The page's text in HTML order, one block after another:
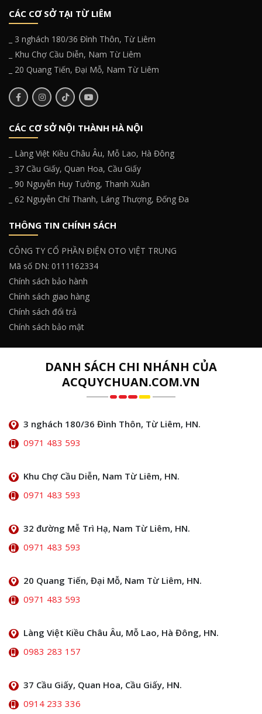
CÁC CƠ SỞ TẠI TỪ LIÊM
_ 3 nghách 180/36 Đình Thôn, Từ Liêm
_ Khu Chợ Cầu Diễn, Nam Từ Liêm
_ 20 Quang Tiến, Đại Mỗ, Nam Từ Liêm
CÁC CƠ SỞ NỘI THÀNH HÀ NỘI
_ Làng Việt Kiều Châu Âu, Mỗ Lao, Hà Đông
_ 37 Cầu Giấy, Quan Hoa, Cầu Giấy
_ 90 Nguyễn Huy Tưởng, Thanh Xuân
_ 62 Nguyễn Chí Thanh, Láng Thượng, Đống Đa
THÔNG TIN CHÍNH SÁCH
CÔNG TY CỔ PHẦN ĐIỆN OTO VIỆT TRUNG
Mã số DN: 0111162334
Chính sách bảo hành
Chính sách giao hàng
Chính sách đổi trả
Chính sách bảo mật
DANH SÁCH CHI NHÁNH CỦA
ACQUYCHUAN.COM.VN
3 nghách 180/36 Đình Thôn, Từ Liêm, HN.
0971 483 593
Khu Chợ Cầu Diễn, Nam Từ Liêm, HN.
0971 483 593
32 đường Mễ Trì Hạ, Nam Từ Liêm, HN.
0971 483 593
20 Quang Tiến, Đại Mỗ, Nam Từ Liêm, HN.
0971 483 593
Làng Việt Kiều Châu Âu, Mỗ Lao, Hà Đông, HN.
0983 283 157
37 Cầu Giấy, Quan Hoa, Cầu Giấy, HN.
0914 233 336